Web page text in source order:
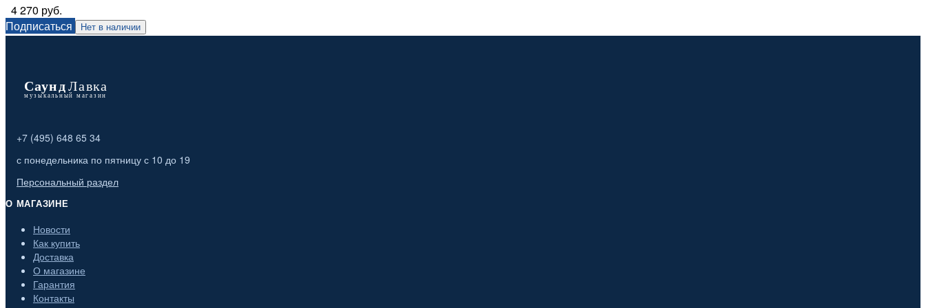
4 270 руб.
Подписаться
Нет в наличии
+7 (495) 648 65 34
с понедельника по пятницу с 10 до 19
Персональный раздел
О МАГАЗИНЕ
Новости
Как купить
Доставка
О магазине
Гарантия
Контакты